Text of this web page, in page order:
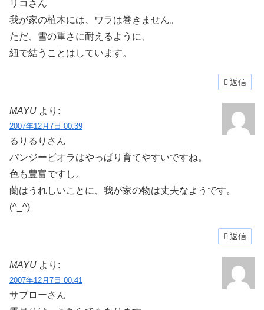
リコさん
我が家の植木には、ワラは巻きません。
ただ、雪の重さに耐えるように、
紐で結うことはしています。
返信
MAYU より:
2007年12月7日 00:39
るりるりさん
パンジービオラはやっぱり育てやすいですね。
色も豊富ですし。
蘭はうれしいことに、我が家の物は丈夫なようです。
(^_^)
返信
MAYU より:
2007年12月7日 00:41
サブローさん